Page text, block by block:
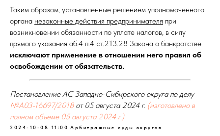
Таким образом, установленные решением уполномоченного
органа незаконные действия предпринимателя при
возникновении обязанности по уплате налогов, в силу
прямого указания аб.4 п.4 ст.213.28 Закона о банкротстве
исключают применение в отношении него правил об
освобождении от обязательств.
Постановление АС Западно-Сибирского округа по делу
№А03-16697/2018 от 05 августа 2024 г. (изготовлено в
полном объеме 05 августа 2024 г.)
2024-10-08 11:00 Арбитражные суды округов